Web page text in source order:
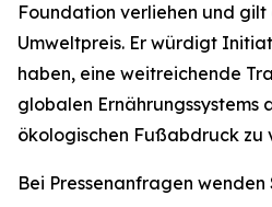
Foundation verliehen und
Umweltpreis. Er würdigt
haben, eine weitreichende
globalen Ernährungssystems
ökologischen Fußabdruck zu
Bei Pressenanfragen wenden